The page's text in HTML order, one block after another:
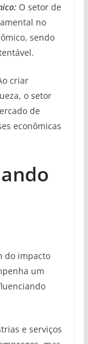
O setor de
no
sendo
criar
o setor
de
econômicas
do impacto
um
e serviços